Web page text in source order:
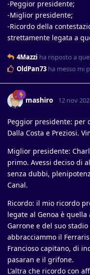
-Peggior presidente;
-Miglior presidente;
-Ricordo della
strettamente legata a
4Mazzi ha risposto a
OldPan73 ha messo mi
mashiro 12 nov
Peggior presidente:
Dalla Costa e Preziosi.
Miglior presidente:
primo. Avessi deciso di
senza dubbi,
Canal.
Ricordo: il mio ricordo
legate al Genoa è
Garrone e del suo
abbracciammo il
Francioso capitano, di
pasaran e il grifone.
L'altra che ricordo con